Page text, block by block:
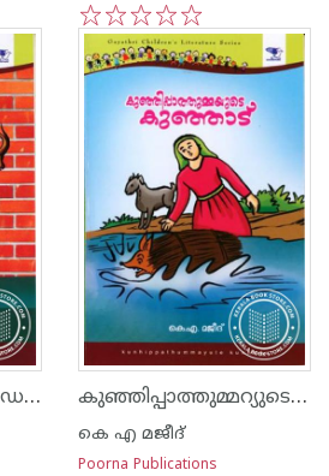
5
4
3
2
1
ചുവരിന്മേല്‍ ഒരു ഡൈനോസര്‍ കുഞ്ഞിപ്പാത്തുമ്മറ്യുടെ കുഞ്ഞാട്
കെ എ മജീദ്
Poorna Publications